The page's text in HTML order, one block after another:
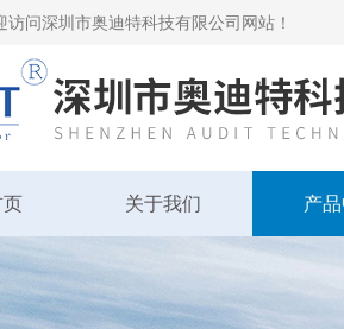
访问深圳市奥迪特科技有限公司网站！
页 关于我们 产